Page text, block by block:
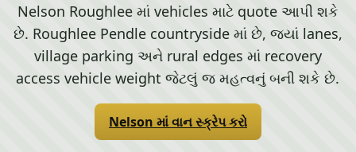
Nelson Roughlee માં vehicles માટે quote આપી શકે
છે. Roughlee Pendle countryside માં છે, જ્યાં lanes,
village parking અને rural edges માં recovery
access vehicle weight જેટલું જ મહત્વનું બની શકે છે.
Nelson માં વાન સ્ક્રેપ કરો